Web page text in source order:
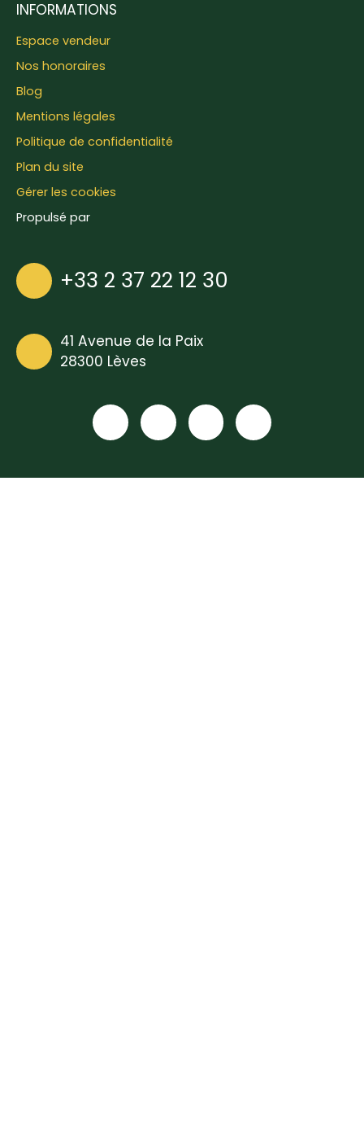
INFORMATIONS
Espace vendeur
Nos honoraires
Blog
Mentions légales
Politique de confidentialité
Plan du site
Gérer les cookies
Propulsé par
+33 2 37 22 12 30
41 Avenue de la Paix
28300 Lèves